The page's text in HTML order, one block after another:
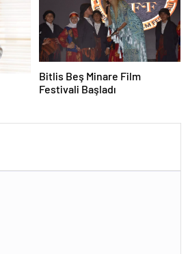
Bitlis Beş Minare Film
Festivali Başladı